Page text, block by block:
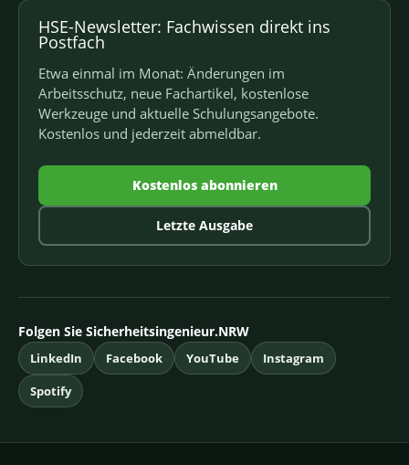
HSE-Newsletter: Fachwissen direkt ins
Postfach
Etwa einmal im Monat: Änderungen im
Arbeitsschutz, neue Fachartikel, kostenlose
Werkzeuge und aktuelle Schulungsangebote.
Kostenlos und jederzeit abmeldbar.
Kostenlos abonnieren
Letzte Ausgabe
Folgen Sie Sicherheitsingenieur.NRW
LinkedIn Facebook YouTube
Instagram
Spotify